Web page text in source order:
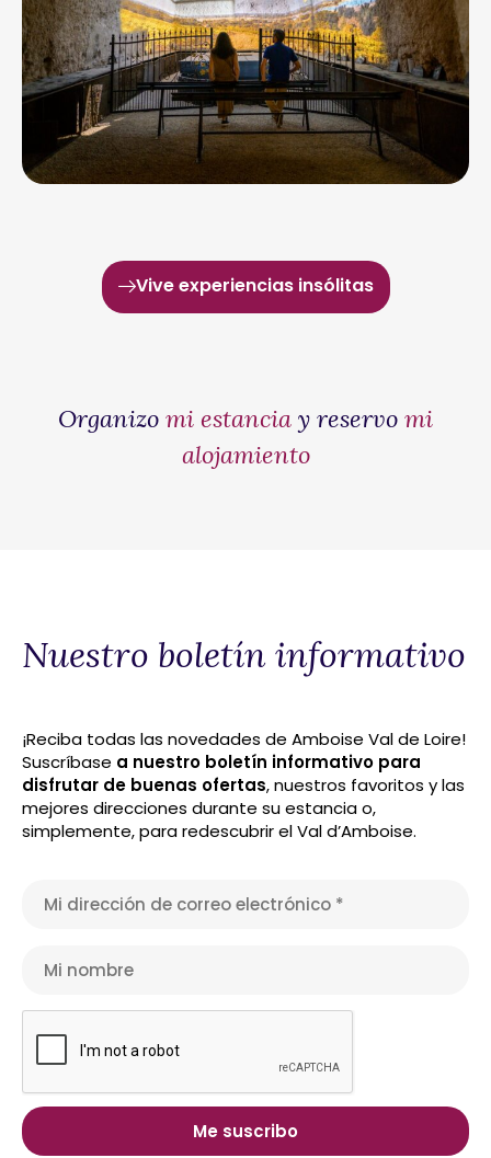
Vive experiencias insólitas
Organizo mi estancia y reservo mi
alojamiento
Nuestro boletín informativo
¡Reciba todas las novedades de Amboise Val de Loire!
Suscríbase a nuestro boletín informativo para
disfrutar de buenas ofertas, nuestros favoritos y las
mejores direcciones durante su estancia o,
simplemente, para redescubrir el Val d’Amboise.